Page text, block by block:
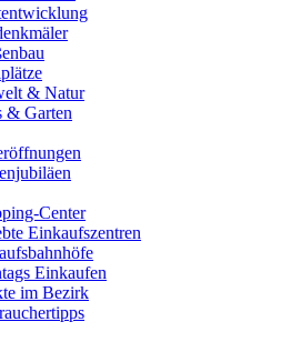
& Natur
& Garten
Center
Einkaufszentren
Einkaufen
im Bezirk